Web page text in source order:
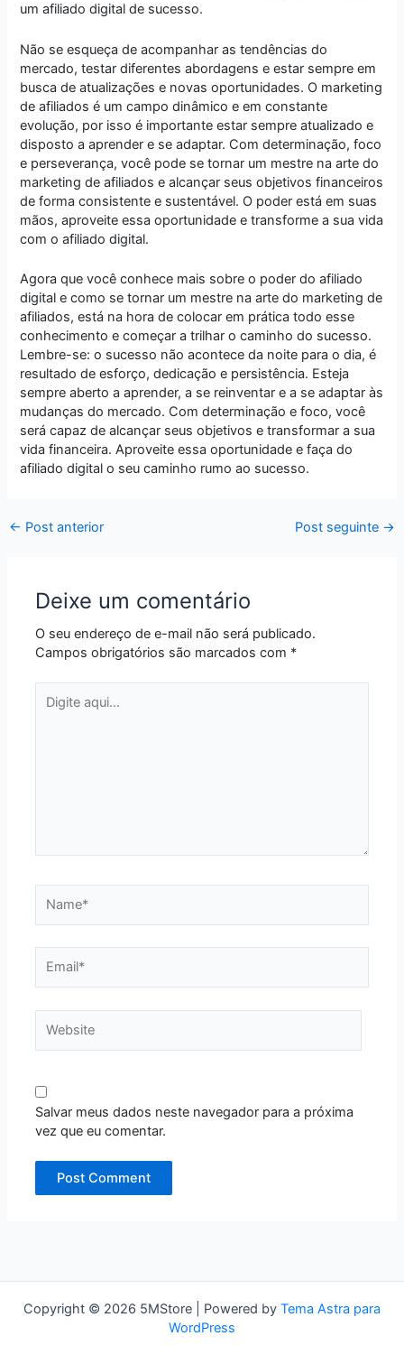
um afiliado digital de sucesso.
Não se esqueça de acompanhar as tendências do
mercado, testar diferentes abordagens e estar sempre em
busca de atualizações e novas oportunidades. O marketing
de afiliados é um campo dinâmico e em constante
evolução, por isso é importante estar sempre atualizado e
disposto a aprender e se adaptar. Com determinação, foco
e perseverança, você pode se tornar um mestre na arte do
marketing de afiliados e alcançar seus objetivos financeiros
de forma consistente e sustentável. O poder está em suas
mãos, aproveite essa oportunidade e transforme a sua vida
com o afiliado digital.
Agora que você conhece mais sobre o poder do afiliado
digital e como se tornar um mestre na arte do marketing de
afiliados, está na hora de colocar em prática todo esse
conhecimento e começar a trilhar o caminho do sucesso.
Lembre-se: o sucesso não acontece da noite para o dia, é
resultado de esforço, dedicação e persistência. Esteja
sempre aberto a aprender, a se reinventar e a se adaptar às
mudanças do mercado. Com determinação e foco, você
será capaz de alcançar seus objetivos e transformar a sua
vida financeira. Aproveite essa oportunidade e faça do
afiliado digital o seu caminho rumo ao sucesso.
← Post anterior Post seguinte →
Deixe um comentário
O seu endereço de e-mail não será publicado.
Campos obrigatórios são marcados com *
aqui...
Salvar meus dados neste navegador para a próxima
vez que eu comentar.
Copyright © 2026 5MStore | Powered by Tema Astra para
WordPress